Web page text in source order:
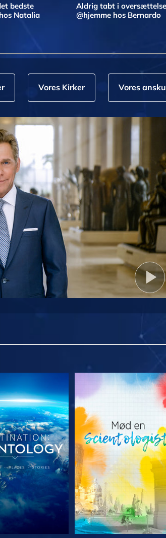
bedste
Natalia
Aldrig tabt i oversættelse
@hjemme hos Bernardo
Vores Kirker Vores